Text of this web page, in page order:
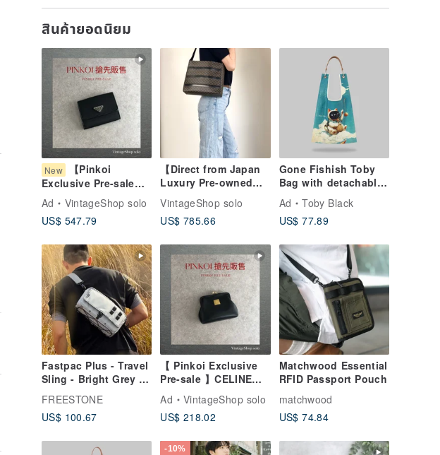
สินค้ายอดนิยม
New
【Pinkoi
Exclusive Pre-sale】
PRADA Prada Wallet
Black Triangle Logo
Nylon Piping Bi-fold
Ad
VintageShop solo
US$ 547.79
【Direct from Japan
Luxury Pre-owned
Bag】CELINE
Macadam Shoulder
Bag Black Logo
Vintage Old t43kf8
VintageShop solo
US$ 785.66
Gone Fishish Toby
Bag with detachable
leather strap
Ad
Toby Black
US$ 77.89
Fastpac Plus - Travel
Sling - Bright Grey |
Ripstop, RecyclePET,
DWR
FREESTONE
US$ 100.67
【 Pinkoi Exclusive
Pre-sale 】CELINE
Wallet Black Logo
Plate Leather Coin
Purse z4abfu
Ad
VintageShop solo
US$ 218.02
Matchwood Essential
RFID Passport Pouch
matchwood
US$ 74.84
-10%